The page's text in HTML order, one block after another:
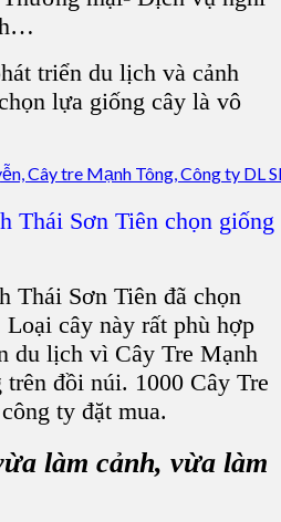
…
triển du lịch và cảnh
lựa giống cây là vô
Thái Sơn Tiên chọn
Thái Sơn Tiên đã chọn
Loại cây này rất phù hợp
du lịch vì Cây Tre Mạnh
đồi núi. 1000 Cây Tre
ty đặt mua.
làm cảnh, vừa làm